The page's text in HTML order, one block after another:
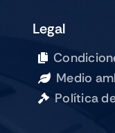
Legal
Medio
Política